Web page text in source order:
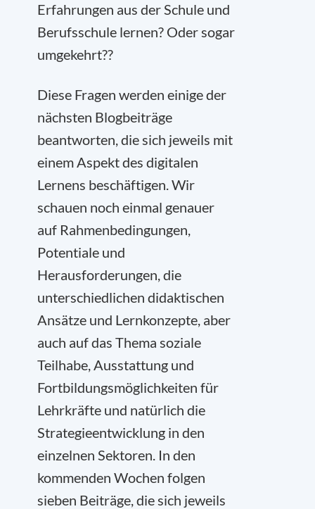
Erfahrungen aus der Schule und
Berufsschule lernen? Oder sogar
umgekehrt??
Diese Fragen werden einige der
nächsten Blogbeiträge
beantworten, die sich jeweils mit
einem Aspekt des digitalen
Lernens beschäftigen. Wir
schauen noch einmal genauer
auf Rahmenbedingungen,
Potentiale und
Herausforderungen, die
unterschiedlichen didaktischen
Ansätze und Lernkonzepte, aber
auch auf das Thema soziale
Teilhabe, Ausstattung und
Fortbildungsmöglichkeiten für
Lehrkräfte und natürlich die
Strategieentwicklung in den
einzelnen Sektoren. In den
kommenden Wochen folgen
sieben Beiträge, die sich jeweils